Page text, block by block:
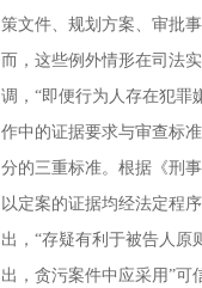
策文件、规划方案、审批
而，这些例外情形在司法
调，“即便行为人存在犯罪
作中的证据要求与审查标
分的三重标准。根据《刑
以定案的证据均经法定程
出，“存疑有利于被告人原
出，贪污案件中应采用”可